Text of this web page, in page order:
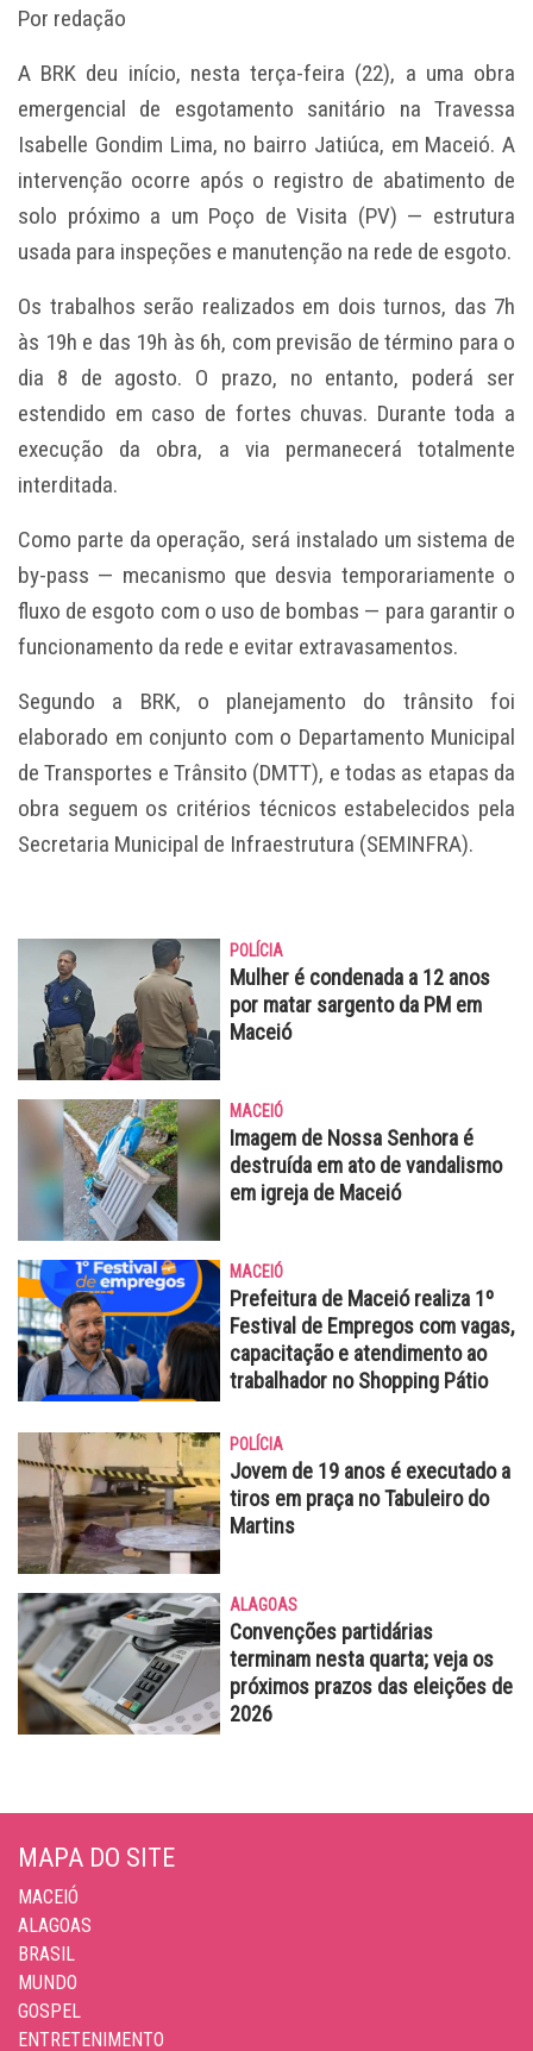
Por redação
A BRK deu início, nesta terça-feira (22), a uma obra
emergencial de esgotamento sanitário na Travessa
Isabelle Gondim Lima, no bairro Jatiúca, em Maceió. A
intervenção ocorre após o registro de abatimento de
solo próximo a um Poço de Visita (PV) — estrutura
usada para inspeções e manutenção na rede de esgoto.
Os trabalhos serão realizados em dois turnos, das 7h
às 19h e das 19h às 6h, com previsão de término para o
dia 8 de agosto. O prazo, no entanto, poderá ser
estendido em caso de fortes chuvas. Durante toda a
execução da obra, a via permanecerá totalmente
interditada.
Como parte da operação, será instalado um sistema de
by-pass — mecanismo que desvia temporariamente o
fluxo de esgoto com o uso de bombas — para garantir o
funcionamento da rede e evitar extravasamentos.
Segundo a BRK, o planejamento do trânsito foi
elaborado em conjunto com o Departamento Municipal
de Transportes e Trânsito (DMTT), e todas as etapas da
obra seguem os critérios técnicos estabelecidos pela
Secretaria Municipal de Infraestrutura (SEMINFRA).
POLÍCIA
Mulher é condenada a 12 anos
por matar sargento da PM em
Maceió
MACEIÓ
Imagem de Nossa Senhora é
destruída em ato de vandalismo
em igreja de Maceió
MACEIÓ
Prefeitura de Maceió realiza 1º
Festival de Empregos com vagas,
capacitação e atendimento ao
trabalhador no Shopping Pátio
POLÍCIA
Jovem de 19 anos é executado a
tiros em praça no Tabuleiro do
Martins
ALAGOAS
Convenções partidárias
terminam nesta quarta; veja os
próximos prazos das eleições de
2026
MAPA DO SITE
MACEIÓ
ALAGOAS
BRASIL
MUNDO
GOSPEL
ENTRETENIMENTO